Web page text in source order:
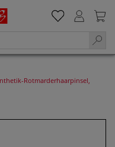
Rotmarderhaarpinsel,